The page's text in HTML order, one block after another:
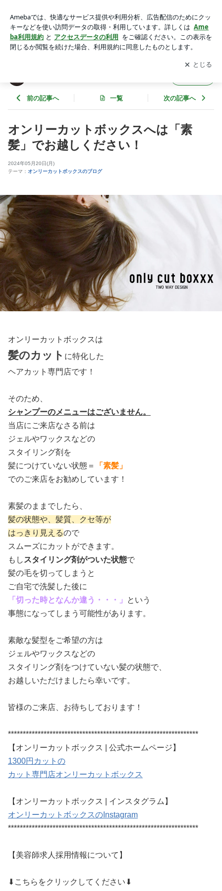
アカット専門店のオンリーカットボックス
アプリをダウンロードして ブログの更新通知
を受け取りまし
ょう。
開く
前の記事へ 一覧 次の記事へ
オンリーカットボックスへは「素
髪」でお越しください！
2024年05月20日(月)
テーマ： オンリーカットボックスのブログ
オンリーカットボックスは
髪のカット に特化した
ヘアカット専門店です！
そのため、
シャンプーのメニューはございません。
当店にご来店なさる前は
ジェルやワックスなどの
スタイリング剤を
髪につけていない状態＝
「素髪」
でのご来店をお勧めしています！
素髪のままでしたら、
髪の状態や、髪質、クセ等が
はっきり見えるので
スムーズにカットができます。
もし スタイリング剤がついた状態で
髪の毛を切ってしまうと
ご自宅で洗髪した後に
「切った時となんか違う・・・」
という
事態になってしまう可能性があります。
素敵な髪型をご希望の方は
ジェルやワックスなどの
スタイリング剤をつけていない髪の状態で、
お越しいただけましたら幸いです。
皆様のご来店、お待ちしております！
****************************************************************
【オンリーカットボックス | 公式ホームページ】
1300円カットの
カット専門店オンリーカットボックス
【オンリーカットボックス | インスタグラム】
オンリーカットボックスのInstagram
****************************************************************
【美容師求人採用情報について】
⬇︎こちらをクリックしてください⬇︎